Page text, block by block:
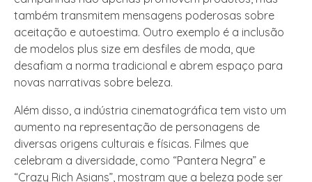
também transmitem mensagens poderosas sobre
aceitação e autoestima. Outro exemplo é a inclusão
de modelos plus size em desfiles de moda, que
desafiam a norma tradicional e abrem espaço para
novas narrativas sobre beleza.
Além disso, a indústria cinematográfica tem visto um
aumento na representação de personagens de
diversas origens culturais e físicas. Filmes que
celebram a diversidade, como “Pantera Negra” e
“Crazy Rich Asians”, mostram que a beleza pode ser